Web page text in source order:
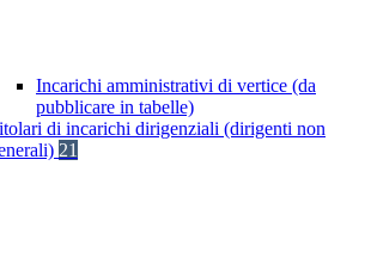
Incarichi amministrativi di vertice (da
pubblicare in tabelle)
di incarichi dirigenziali (dirigenti non
21